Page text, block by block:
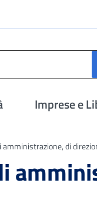
Imprese e
di